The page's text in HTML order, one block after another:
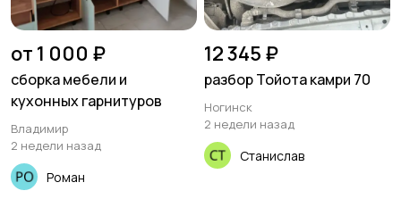
от 1 000 ₽
сборка мебели и
кухонных гарнитуров
Владимир
2 недели назад
Роман
12 345 ₽
разбор Тойота камри 70
Ногинск
2 недели назад
Станислав